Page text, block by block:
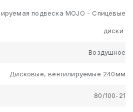
подвеска MOJO - Cпицевые
диски
Воздушное
Дисковые, вентилируемые 240мм
80/100-21